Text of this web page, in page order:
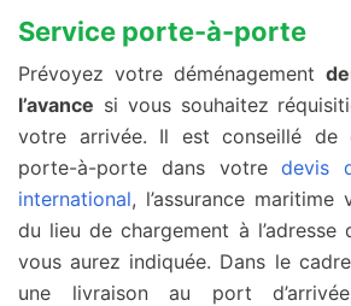
Service porte-à-porte
Prévoyez votre déménagement
l’avance si vous souhaitez
votre arrivée. Il est conseillé de
porte-à-porte dans votredevis
international, l’assurance maritime
du lieu de chargement à l’adresse
vous aurez indiquée. Dans le
une livraison au port